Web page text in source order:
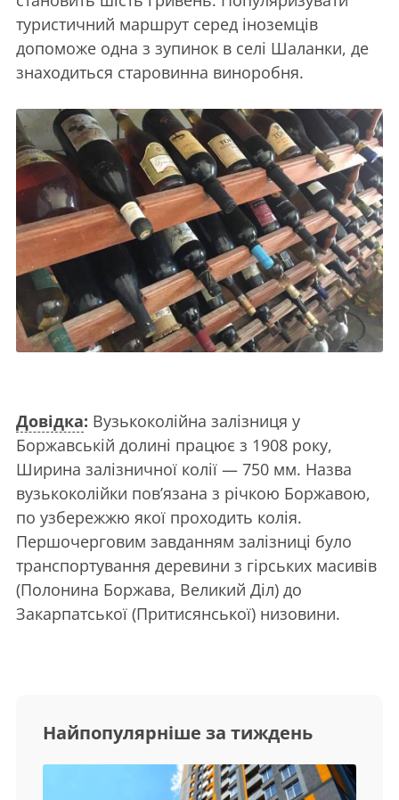
туристичний маршрут серед іноземців
допоможе одна з зупинок в селі Шаланки, де
знаходиться старовинна виноробня.
Довідка: Вузькоколійна залізниця у
Боржавській долині працює з 1908 року,
Ширина залізничної колії — 750 мм. Назва
вузькоколійки пов’язана з річкою Боржавою,
по узбережжю якої проходить колія.
Першочерговим завданням залізниці було
транспортування деревини з гірських масивів
(Полонина Боржава, Великий Діл) до
Закарпатської (Притисянської) низовини.
Найпопулярніше за тиждень